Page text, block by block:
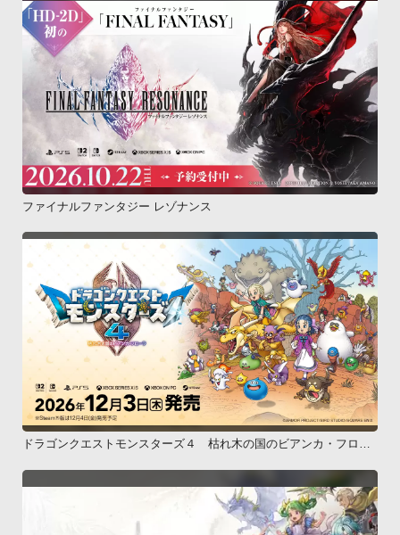
ファイナルファンタジー レゾナンス
ドラゴンクエストモンスターズ４ 枯れ木の国のビアンカ・フロー